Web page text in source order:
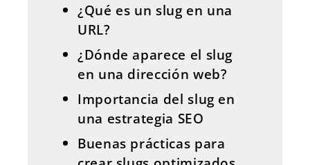
¿Qué es un slug en una
URL?
¿Dónde aparece el slug
en una dirección web?
Importancia del slug en
una estrategia SEO
Buenas prácticas para